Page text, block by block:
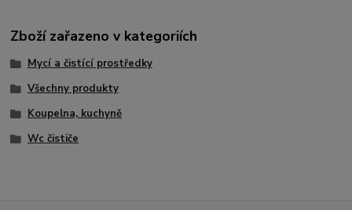
Zboží zařazeno v kategoriích
Mycí a čistící prostředky
Všechny produkty
Koupelna, kuchyně
Wc čističe